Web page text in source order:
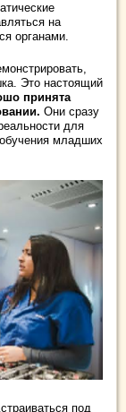
на
органами.
Это настоящий
принята
Они сразу
для
младших
под